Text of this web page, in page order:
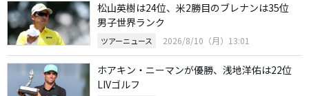
松山英樹は24位、米2勝目のブレナンは35位
男子世界ランク
ツアーニュース 2026/8/10（月）13:01
ホアキン・ニーマンが優勝、浅地洋佑は22位
LIVゴルフ